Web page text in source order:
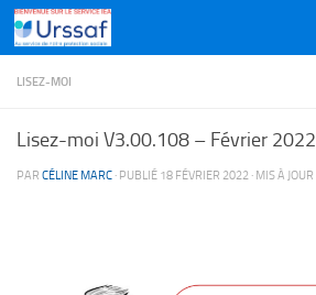
Skip to content
LISEZ-MOI
Lisez-moi V3.00.108 – Février 2022
PAR CÉLINE MARC · PUBLIÉ 18 FÉVRIER 2022 · MIS À JOUR